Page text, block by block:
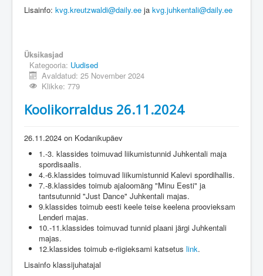
Lisainfo: kvg.kreutzwaldi@daily.ee ja kvg.juhkentali@daily.ee
Üksikasjad
Kategooria: Uudised
Avaldatud: 25 November 2024
Klikke: 779
Koolikorraldus 26.11.2024
26.11.2024 on Kodanikupäev
1.-3. klassides toimuvad liikumistunnid Juhkentali maja
spordisaalis.
4.-6.klassides toimuvad liikumistunnid Kalevi spordihallis.
7.-8.klassides toimub ajaloomäng "Minu Eesti" ja
tantsutunnid "Just Dance" Juhkentali majas.
9.klassides toimub eesti keele teise keelena proovieksam
Lenderi majas.
10.-11.klassides toimuvad tunnid plaani järgi Juhkentali
majas.
12.klassides toimub e-riigieksami katsetus link.
Lisainfo klassijuhatajal